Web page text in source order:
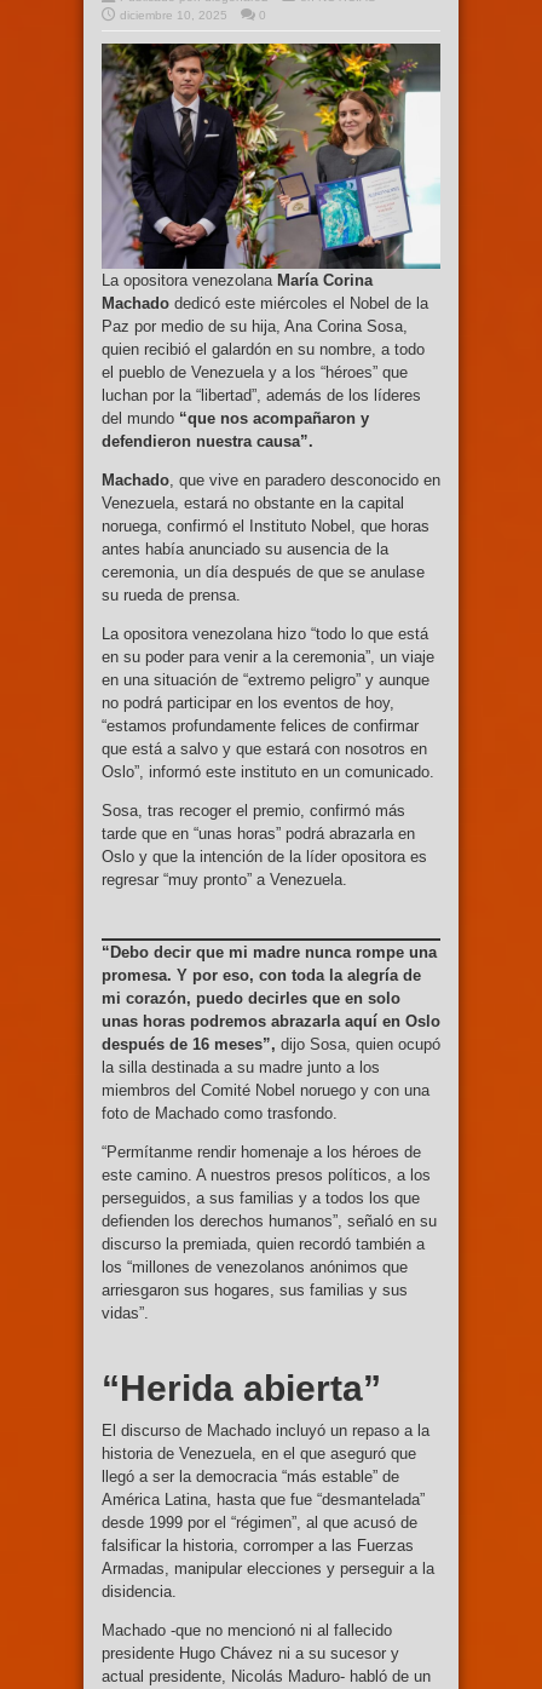
diciembre 10, 2025
0
La opositora venezolana María Corina
Machado dedicó este miércoles el Nobel de la
Paz por medio de su hija, Ana Corina Sosa,
quien recibió el galardón en su nombre, a todo
el pueblo de Venezuela y a los “héroes” que
luchan por la “libertad”, además de los líderes
del mundo “que nos acompañaron y
defendieron nuestra causa”.
Machado, que vive en paradero desconocido en
Venezuela, estará no obstante en la capital
noruega, confirmó el Instituto Nobel, que horas
antes había anunciado su ausencia de la
ceremonia, un día después de que se anulase
su rueda de prensa.
La opositora venezolana hizo “todo lo que está
en su poder para venir a la ceremonia”, un viaje
en una situación de “extremo peligro” y aunque
no podrá participar en los eventos de hoy,
“estamos profundamente felices de confirmar
que está a salvo y que estará con nosotros en
Oslo”, informó este instituto en un comunicado.
Sosa, tras recoger el premio, confirmó más
tarde que en “unas horas” podrá abrazarla en
Oslo y que la intención de la líder opositora es
regresar “muy pronto” a Venezuela.
“Debo decir que mi madre nunca rompe una
promesa. Y por eso, con toda la alegría de
mi corazón, puedo decirles que en solo
unas horas podremos abrazarla aquí en Oslo
después de 16 meses”, dijo Sosa, quien ocupó
la silla destinada a su madre junto a los
miembros del Comité Nobel noruego y con una
foto de Machado como trasfondo.
“Permítanme rendir homenaje a los héroes de
este camino. A nuestros presos políticos, a los
perseguidos, a sus familias y a todos los que
defienden los derechos humanos”, señaló en su
discurso la premiada, quien recordó también a
los “millones de venezolanos anónimos que
arriesgaron sus hogares, sus familias y sus
vidas”.
“Herida abierta”
El discurso de Machado incluyó un repaso a la
historia de Venezuela, en el que aseguró que
llegó a ser la democracia “más estable” de
América Latina, hasta que fue “desmantelada”
desde 1999 por el “régimen”, al que acusó de
falsificar la historia, corromper a las Fuerzas
Armadas, manipular elecciones y perseguir a la
disidencia.
Machado -que no mencionó ni al fallecido
presidente Hugo Chávez ni a su sucesor y
actual presidente, Nicolás Maduro- habló de un